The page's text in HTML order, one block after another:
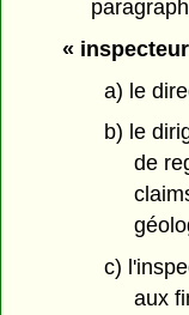
«
a) le
b) le
de
c)
aux